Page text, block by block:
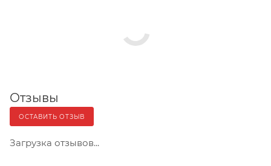
Отзывы
ОСТАВИТЬ ОТЗЫВ
Загрузка отзывов...